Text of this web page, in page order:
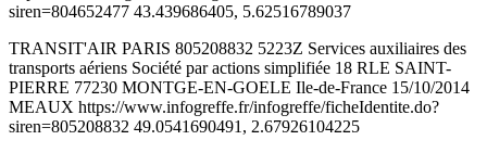
siren=804652477 43.439686405, 5.62516789037
TRANSIT'AIR PARIS 805208832 5223Z Services auxiliaires des
transports aériens Société par actions simplifiée 18 RLE SAINT-
PIERRE 77230 MONTGE-EN-GOELE Ile-de-France 15/10/2014
MEAUX https://www.infogreffe.fr/infogreffe/ficheIdentite.do?
siren=805208832 49.0541690491, 2.67926104225